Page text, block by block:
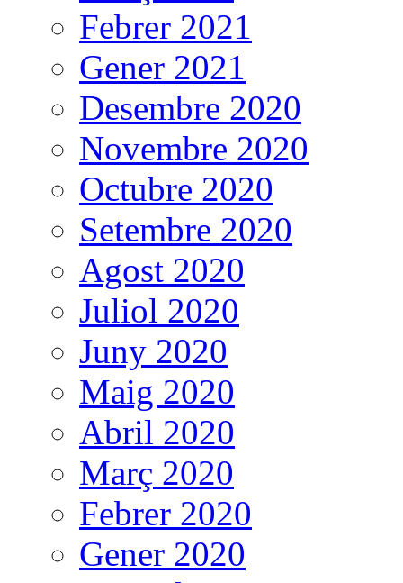
Febrer 2021
Gener 2021
Desembre 2020
Novembre 2020
Octubre 2020
Setembre 2020
Agost 2020
Juliol 2020
Juny 2020
Maig 2020
Abril 2020
Març 2020
Febrer 2020
Gener 2020